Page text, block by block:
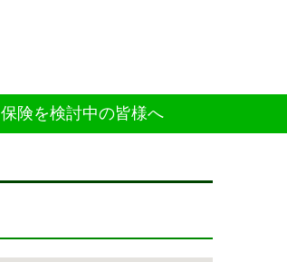
保険を検討中の皆様へ